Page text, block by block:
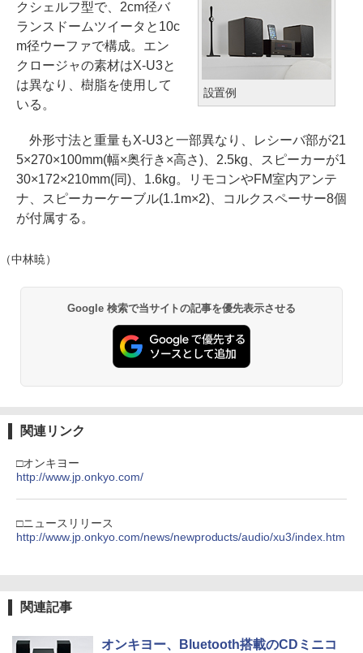
設置例
クシェルフ型で、2cm径バ
ランスドームツイータと10c
m径ウーファで構成。エン
クロージャの素材はX-U3と
は異なり、樹脂を使用して
いる。
外形寸法と重量もX-U3と一部異なり、レシーバ部が21
5×270×100mm(幅×奥行き×高さ)、2.5kg、スピーカーが1
30×172×210mm(同)、1.6kg。リモコンやFM室内アンテ
ナ、スピーカーケーブル(1.1m×2)、コルクスペーサー8個
が付属する。
（中林暁）
Google 検索で当サイトの記事を優先表示させる
関連リンク
□オンキヨー
http://www.jp.onkyo.com/
□ニュースリリース
http://www.jp.onkyo.com/news/newproducts/audio/xu3/index.htm
関連記事
オンキヨー、Bluetooth搭載のCDミニコ